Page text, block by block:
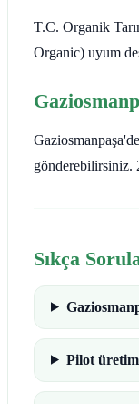
T.C. Organik
Organic) uyum
gönderebilirsiniz.
Sıkça
Pilot